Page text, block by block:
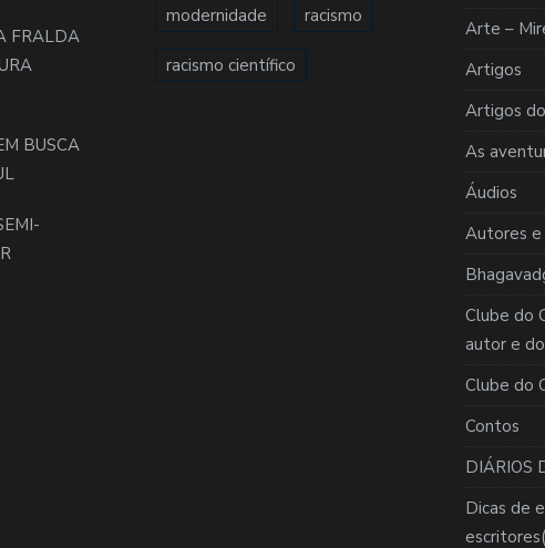
FRALDA
BUSCA
modernidade racismo
racismo científico
Arte –
Artigos
Artigos
As
Áudios
Autores e
Clube do
autor e
Clube do
Contos
DIÁRIOS
Dicas de